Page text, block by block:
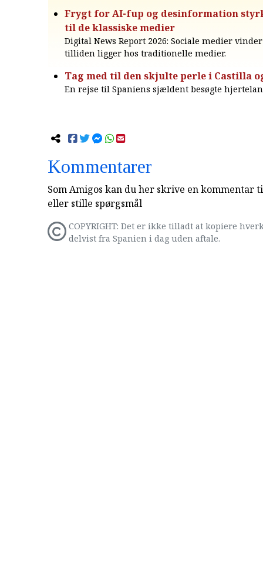
Frygt for AI-fup og desinformation
til de klassiske medier
Digital News Report 2026: Sociale medier
tilliden ligger hos traditionelle medier.
Tag med til den skjulte perle i Castilla
En rejse til Spaniens sjældent besøgte
Kommentarer
Som Amigos kan du her skrive en kommentar
eller stille spørgsmål
COPYRIGHT: Det er ikke tilladt at kopiere
delvist fra Spanien i dag uden aftale.